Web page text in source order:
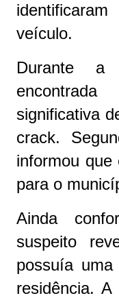
veículo.
Durante a
significativa
crack.
informou que
para o
Ainda
suspeito
possuía
residência.